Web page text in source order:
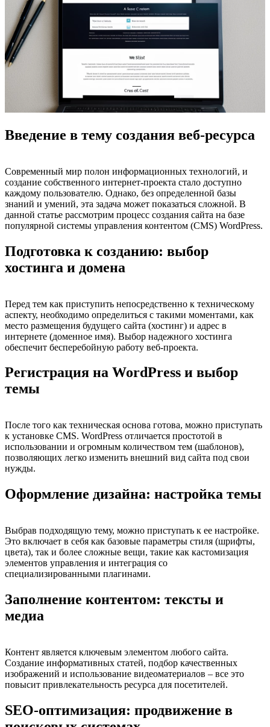
Введение в тему создания веб-ресурса
Современный мир полон информационных технологий, и
создание собственного интернет-проекта стало доступно
каждому пользователю. Однако, без определенной базы
знаний и умений, эта задача может показаться сложной. В
данной статье рассмотрим процесс создания сайта на базе
популярной системы управления контентом (CMS) WordPress.
Подготовка к созданию: выбор
хостинга и домена
Перед тем как приступить непосредственно к техническому
аспекту, необходимо определиться с такими моментами, как
место размещения будущего сайта (хостинг) и адрес в
интернете (доменное имя). Выбор надежного хостинга
обеспечит бесперебойную работу веб-проекта.
Регистрация на WordPress и выбор
темы
После того как техническая основа готова, можно приступать
к установке CMS. WordPress отличается простотой в
использовании и огромным количеством тем (шаблонов),
позволяющих легко изменить внешний вид сайта под свои
нужды.
Оформление дизайна: настройка темы
Выбрав подходящую тему, можно приступать к ее настройке.
Это включает в себя как базовые параметры стиля (шрифты,
цвета), так и более сложные вещи, такие как кастомизация
элементов управления и интеграция со
специализированными плагинами.
Заполнение контентом: тексты и
медиа
Контент является ключевым элементом любого сайта.
Создание информативных статей, подбор качественных
изображений и использование видеоматериалов – все это
повысит привлекательность ресурса для посетителей.
SEO-оптимизация: продвижение в